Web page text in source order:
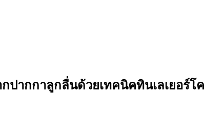
ปากกาลูกลื่นด้วยเทคนิคทินเลเยอร์